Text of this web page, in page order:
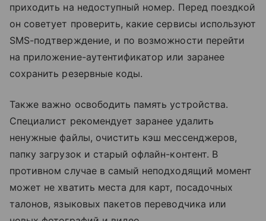
приходить на недоступный номер. Перед поездкой
он советует проверить, какие сервисы используют
SMS-подтверждение, и по возможности перейти
на приложение-аутентификатор или заранее
сохранить резервные коды.
Также важно освободить память устройства.
Специалист рекомендует заранее удалить
ненужные файлы, очистить кэш мессенджеров,
папку загрузок и старый офлайн-контент. В
противном случае в самый неподходящий момент
может не хватить места для карт, посадочных
талонов, языковых пакетов переводчика или